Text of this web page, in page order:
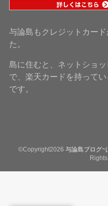
与論島もクレジットカー
た。
島に住むと、ネットショ
で、楽天カードを持って
です。
©Copyright2026 与論島ブログ~